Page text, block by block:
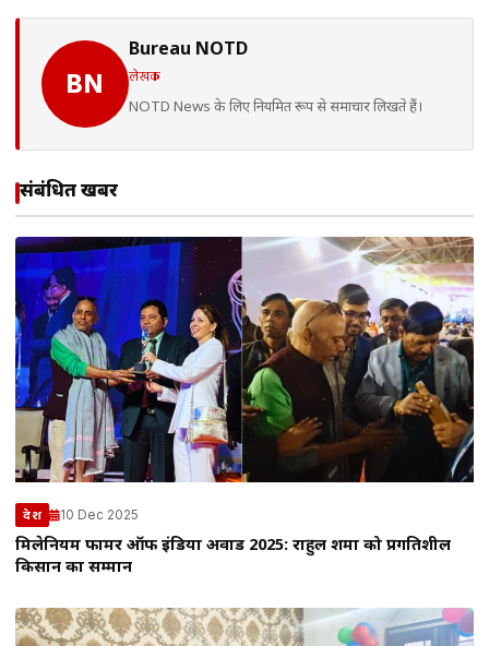
BN
Bureau NOTD
लेखक
NOTD News के लिए नियमित रूप से समाचार लिखते हैं।
संबंधित खबरें
देश 10 Dec 2025
मिलेनियम फार्मर ऑफ इंडिया अवार्ड 2025: राहुल शर्मा को प्रगतिशील
किसान का सम्मान